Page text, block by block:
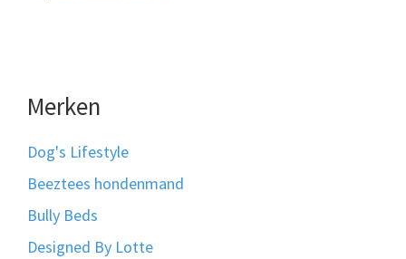
Merken
Dog's Lifestyle
Beeztees hondenmand
Bully Beds
Designed By Lotte